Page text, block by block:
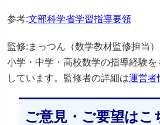
参考:文部科学省学習指導要領
監修:まっつん（数学教材監修担当）
小学・中学・高校数学の指導経験
しています。監修者の詳細は運営者
ご意見・ご要望はこ